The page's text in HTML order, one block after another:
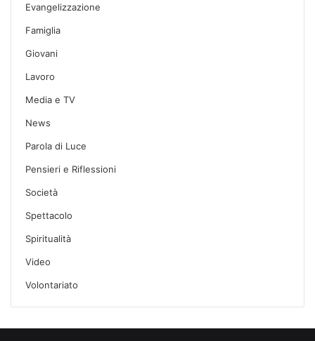
Evangelizzazione
Famiglia
Giovani
Lavoro
Media e TV
News
Parola di Luce
Pensieri e Riflessioni
Società
Spettacolo
Spiritualità
Video
Volontariato